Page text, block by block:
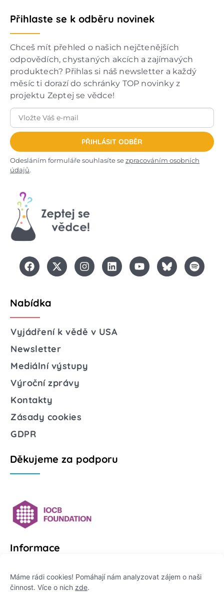
Máme rádi cookies! Pomáhají nám analyzovat zájem o naši
činnost. Více o nich zde.
Přihlaste se k odběru novinek
Chceš mít přehled o našich nejčtenějších
odpovědích, chystaných akcích a zajímavých
produktech? Přihlas si náš newsletter a každý
měsíc ti dorazí do schránky TOP novinky z
projektu Zeptej se vědce!
PŘIHLÁSIT ODBĚR
Odesláním formuláře souhlasíte sezpracováním osobních
údajů.
Nabídka
Vyjádření k vědě v USA
Newsletter
Mediální výstupy
Výroční zprávy
Kontakty
Zásady cookies
GDPR
Děkujeme za podporu
Informace
Platformu Zeptej se vědce provozuje: